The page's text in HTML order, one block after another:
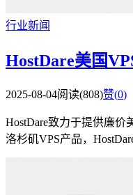
行业新闻
HostDare美国
2025-08-04阅读(808)赞(0)
HostDare致力于提供廉
洛杉矶VPS产品，